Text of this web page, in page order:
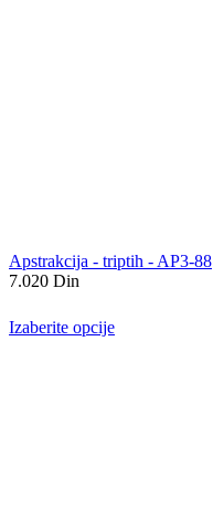
Apstrakcija - triptih - AP3-88
7.020 Din
Izaberite opcije